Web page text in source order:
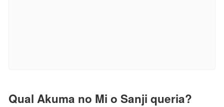
Qual Akuma no Mi o Sanji queria?